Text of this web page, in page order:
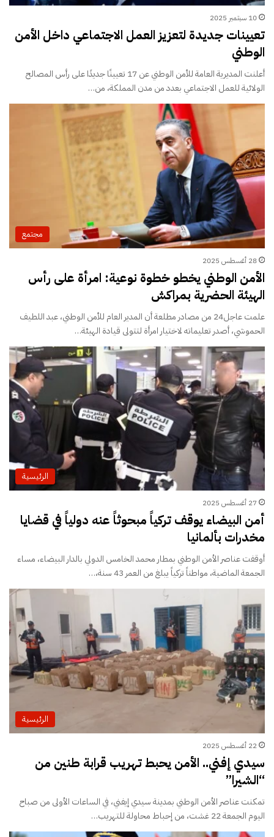
10 سبتمبر 2025
تعيينات جديدة لتعزيز العمل الاجتماعي داخل الأمن
الوطني
أعلنت المديرية العامة للأمن الوطني عن 17 تعيينًا جديدًا على رأس المصالح
الولائية للعمل الاجتماعي بعدد من مدن المملكة، من…
مجتمع
28 أغسطس 2025
الأمن الوطني يخطو خطوة نوعية: امرأة على رأس
الهيئة الحضرية بمراكش
علمت عاجل24 من مصادر مطلعة أن المدير العام للأمن الوطني، عبد اللطيف
الحموشي، أصدر تعليماته لاختيار امرأة لتتولى قيادة الهيئة…
الرئيسية
27 أغسطس 2025
أمن البيضاء يوقف تركياً مبحوثاً عنه دولياً في قضايا
مخدرات بألمانيا
أوقفت عناصر الأمن الوطني بمطار محمد الخامس الدولي بالدار البيضاء، مساء
الجمعة الماضية، مواطناً تركياً يبلغ من العمر 43 سنة،…
الرئيسية
22 أغسطس 2025
سيدي إفني.. الأمن يحبط تهريب قرابة طنين من
“الشيرا”
تمكنت عناصر الأمن الوطني بمدينة سيدي إيفني، في الساعات الأولى من صباح
اليوم الجمعة 22 غشت، من إحباط محاولة للتهريب…